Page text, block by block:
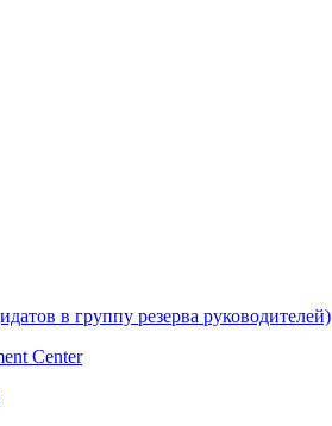
в группу резерва руководителей)
Center